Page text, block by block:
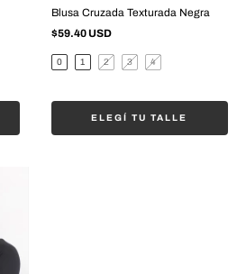
Blusa Cruzada Texturada Negra
$59.40 USD
0 1 2 3 4
ELEGÍ TU TALLE